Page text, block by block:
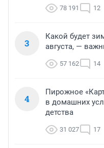
78 191 12
3
Какой будет
августа, —
57 162 14
4
Пирожное
в домашних
детства
31 027 17